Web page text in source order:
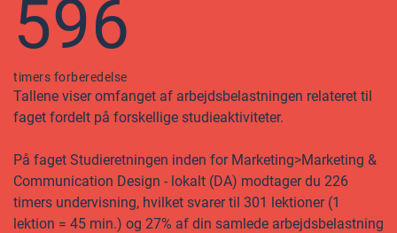
596
timers forberedelse
Tallene viser omfanget af arbejdsbelastningen relateret til
faget fordelt på forskellige studieaktiviteter.
På faget Studieretningen inden for Marketing>Marketing &
Communication Design - lokalt (DA) modtager du 226
timers undervisning, hvilket svarer til 301 lektioner (1
lektion = 45 min.) og 27% af din samlede arbejdsbelastning